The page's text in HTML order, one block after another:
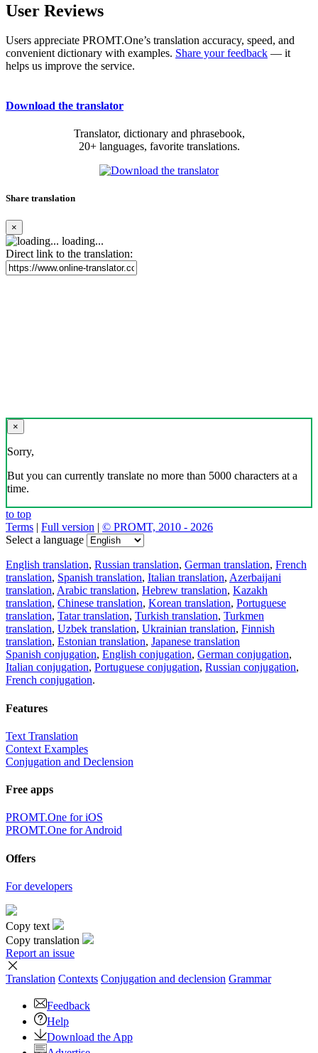
User Reviews
Users appreciate PROMT.One’s translation accuracy, speed, and
convenient dictionary with examples. Share your feedback — it
helps us improve the service.
Download the translator
Translator, dictionary and phrasebook,
20+ languages, favorite translations.
Share translation
×
loading...
Direct link to the translation:
×
But you can currently translate no more than 5000 characters at a
time.
to top
Terms|Full version
Select a language
translation,Spanish translation
translation,Arabic translation
translation,Chinese translation
translation,Tatar translation,